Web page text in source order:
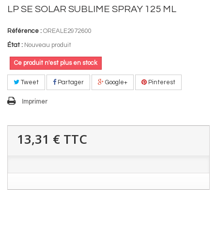
LP SE SOLAR SUBLIME SPRAY 125 ML
Référence : OREALE2972600
État : Nouveau produit
Ce produit n'est plus en stock
Tweet Partager Google+ Pinterest
Imprimer
13,31 € TTC